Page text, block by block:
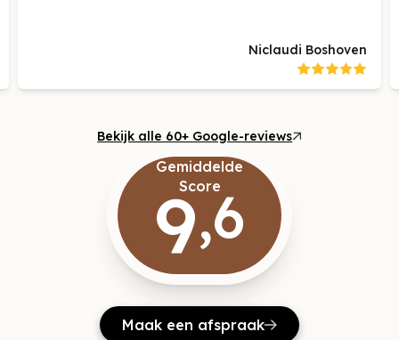
Berry Roest
Bekijk alle 60+ Google-reviews
Gemiddelde
Score
9,6
Maak een afspraak